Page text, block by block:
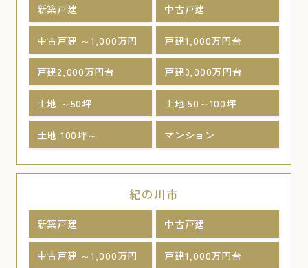
新築戸建 中古戸建
中古戸建 ～1,000万円 戸建1,000万円台
戸建2,000万円台 戸建3,000万円台
土地 ～50坪 土地 50～100坪
土地 100坪～ マンション
紀の川市
新築戸建 中古戸建
中古戸建 ～1,000万円 戸建1,000万円台